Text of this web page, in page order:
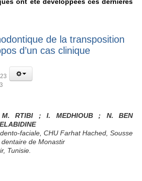
ont été développées ces dernières
de la transposition
d’un cas clinique
M. RTIBI ; I. MEDHIOUB ; N. BEN
faciale, CHU Farhat Hached, Sousse
de Monastir
Tunisie.